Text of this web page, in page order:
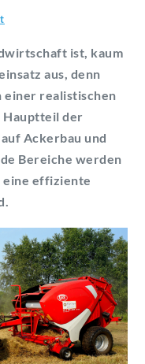
ist, kaum
aus, denn
einer realistischen
der
Ackerbau und
Bereiche werden
eine effiziente